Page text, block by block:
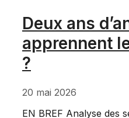
Deux ans
apprennent
?
20 mai 2026
EN BREF Analyse des